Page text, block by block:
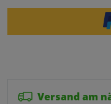
Versand am